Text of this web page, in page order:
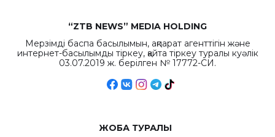
“ZTB NEWS” MEDIA HOLDING
Мерзімді баспа басылымын, ақпарат агенттігін және
интернет-басылымды тіркеу, қайта тіркеу туралы куәлік
03.07.2019 ж. берілген № 17772-СИ.
ЖОБА ТУРАЛЫ